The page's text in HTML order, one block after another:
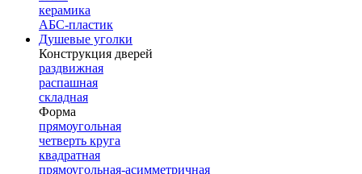
керамика
АБС-пластик
Душевые уголки
Конструкция дверей
раздвижная
распашная
складная
Форма
прямоугольная
четверть круга
квадратная
прямоугольная-асимметричная